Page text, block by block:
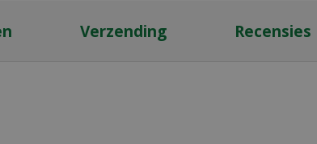
Verzending Recensies